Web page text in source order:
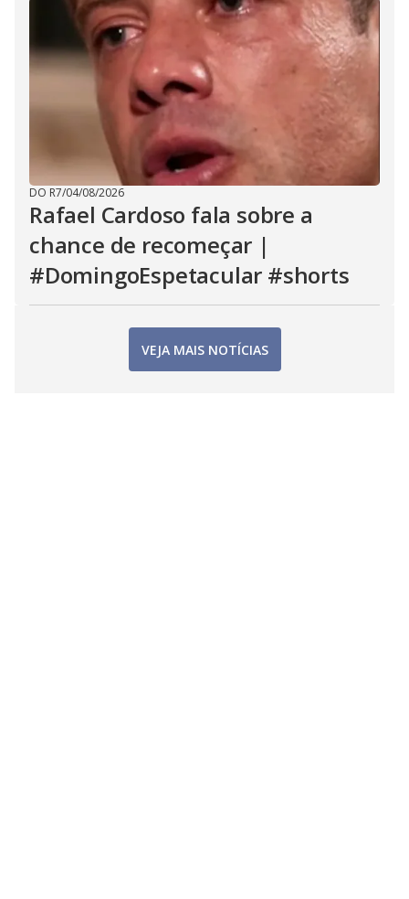
DO R7/04/08/2026
Rafael Cardoso fala sobre a
chance de recomeçar |
#DomingoEspetacular #shorts
VEJA MAIS NOTÍCIAS